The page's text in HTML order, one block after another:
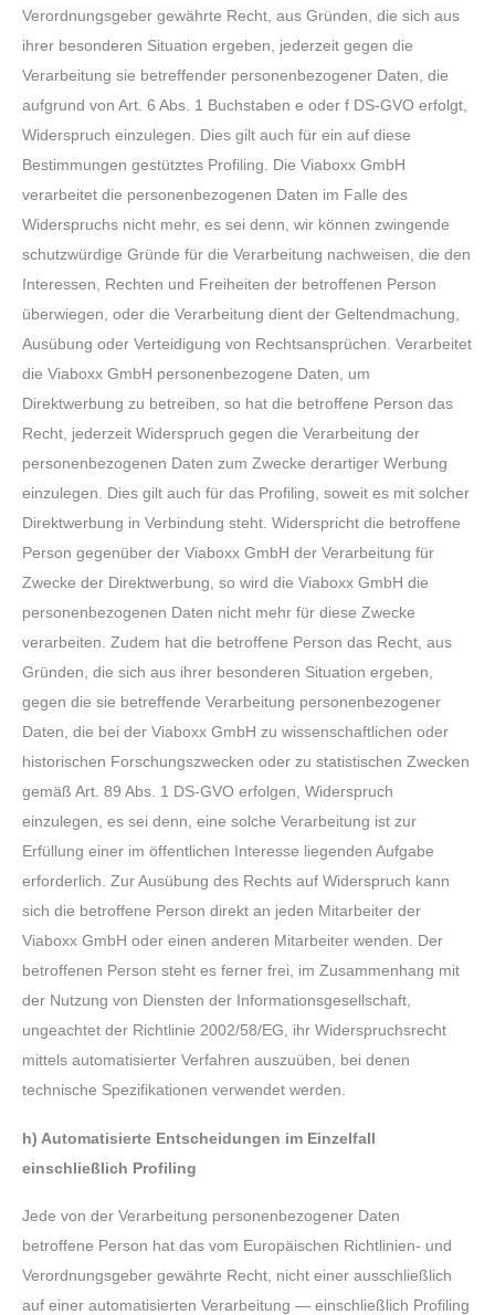
Verordnungsgeber gewährte Recht, aus Gründen, die sich aus
ihrer besonderen Situation ergeben, jederzeit gegen die
Verarbeitung sie betreffender personenbezogener Daten, die
aufgrund von Art. 6 Abs. 1 Buchstaben e oder f DS-GVO erfolgt,
Widerspruch einzulegen. Dies gilt auch für ein auf diese
Bestimmungen gestütztes Profiling. Die Viaboxx GmbH
verarbeitet die personenbezogenen Daten im Falle des
Widerspruchs nicht mehr, es sei denn, wir können zwingende
schutzwürdige Gründe für die Verarbeitung nachweisen, die den
Interessen, Rechten und Freiheiten der betroffenen Person
überwiegen, oder die Verarbeitung dient der Geltendmachung,
Ausübung oder Verteidigung von Rechtsansprüchen. Verarbeitet
die Viaboxx GmbH personenbezogene Daten, um
Direktwerbung zu betreiben, so hat die betroffene Person das
Recht, jederzeit Widerspruch gegen die Verarbeitung der
personenbezogenen Daten zum Zwecke derartiger Werbung
einzulegen. Dies gilt auch für das Profiling, soweit es mit solcher
Direktwerbung in Verbindung steht. Widerspricht die betroffene
Person gegenüber der Viaboxx GmbH der Verarbeitung für
Zwecke der Direktwerbung, so wird die Viaboxx GmbH die
personenbezogenen Daten nicht mehr für diese Zwecke
verarbeiten. Zudem hat die betroffene Person das Recht, aus
Gründen, die sich aus ihrer besonderen Situation ergeben,
gegen die sie betreffende Verarbeitung personenbezogener
Daten, die bei der Viaboxx GmbH zu wissenschaftlichen oder
historischen Forschungszwecken oder zu statistischen Zwecken
gemäß Art. 89 Abs. 1 DS-GVO erfolgen, Widerspruch
einzulegen, es sei denn, eine solche Verarbeitung ist zur
Erfüllung einer im öffentlichen Interesse liegenden Aufgabe
erforderlich. Zur Ausübung des Rechts auf Widerspruch kann
sich die betroffene Person direkt an jeden Mitarbeiter der
Viaboxx GmbH oder einen anderen Mitarbeiter wenden. Der
betroffenen Person steht es ferner frei, im Zusammenhang mit
der Nutzung von Diensten der Informationsgesellschaft,
ungeachtet der Richtlinie 2002/58/EG, ihr Widerspruchsrecht
mittels automatisierter Verfahren auszuüben, bei denen
technische Spezifikationen verwendet werden.
h) Automatisierte Entscheidungen im Einzelfall
einschließlich Profiling
Jede von der Verarbeitung personenbezogener Daten
betroffene Person hat das vom Europäischen Richtlinien- und
Verordnungsgeber gewährte Recht, nicht einer ausschließlich
auf einer automatisierten Verarbeitung — einschließlich Profiling